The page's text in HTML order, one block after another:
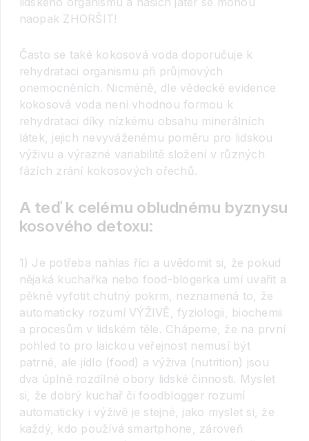
naopak ZHORŠIT!
Často se také kokosová voda doporučuje k
rehydrataci organismu při průjmových
onemocněních. Nicméně, dle vědecké evidence
kokosová voda není vhodnou formou k
rehydrataci díky nízkému obsahu minerálních
látek, jejich nevyváženému poměru pro lidskou
výživu a výrazné variabilitě složení v různých
fázích zrání kokosových ořechů.
A teď k celému obludnému byznysu
kosového detoxu:
1) Je potřeba nahlas říci a uvědomit si, že pokud
nějaká kuchařka nebo food-blogerka umí uvařit a
pěkně vyfotit chutný pokrm, neznamená to, že
automaticky rozumí VÝŽIVĚ, fyziologii, biochemii
a procesům v lidském těle. Chápeme, že na první
pohled to pro laickou veřejnost nemusí být
patrné, ale jídlo (food) a výživa (nutrition) jsou
dva úplně rozdílné obory lidské činnosti. Myslet
si, že dobrý kuchař či foodblogger rozumí
automaticky i výživě je stejné, jako myslet si, že
každý, kdo používá smartphone, zároveň